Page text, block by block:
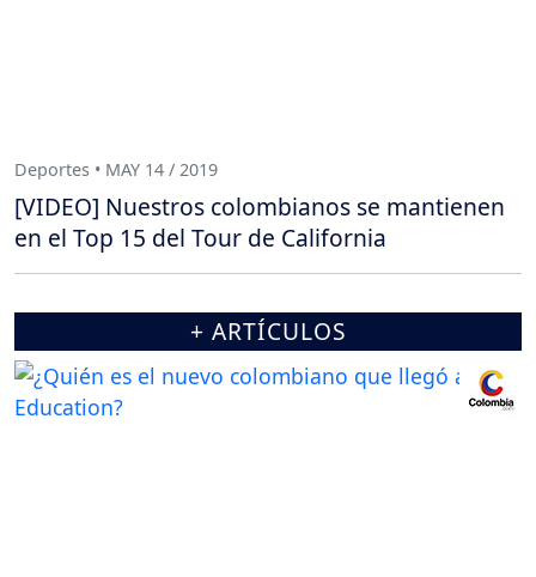
Deportes • MAY 14 / 2019
[VIDEO] Nuestros colombianos se mantienen
en el Top 15 del Tour de California
+ ARTÍCULOS